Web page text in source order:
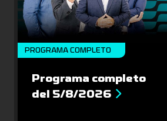
PROGRAMA COMPLETO
Programa completo
del 5/8/2026